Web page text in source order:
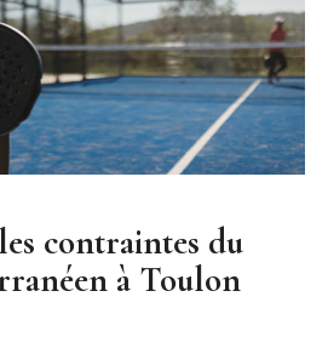
contraintes du
à Toulon